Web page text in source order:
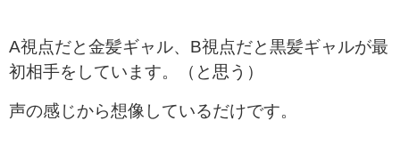
A視点だと金髪ギャル、B視点だと黒髪ギャルが最
初相手をしています。（と思う）
声の感じから想像しているだけです。